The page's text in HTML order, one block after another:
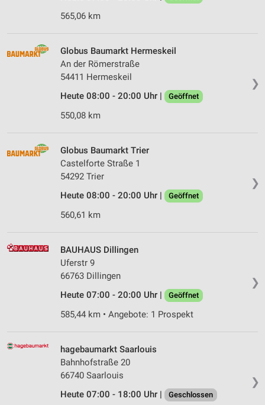
565,06 km
❯
Globus Baumarkt Hermeskeil
An der Römerstraße
54411 Hermeskeil
Heute 08:00 - 20:00 Uhr |
Geöffnet
550,08 km
❯
Globus Baumarkt Trier
Castelforte Straße 1
54292 Trier
Heute 08:00 - 20:00 Uhr |
Geöffnet
560,61 km
❯
BAUHAUS Dillingen
Uferstr 9
66763 Dillingen
Heute 07:00 - 20:00 Uhr |
Geöffnet
585,44 km • Angebote: 1 Prospekt
❯
hagebaumarkt Saarlouis
Bahnhofstraße 20
66740 Saarlouis
Heute 07:00 - 18:00 Uhr |
Geschlossen